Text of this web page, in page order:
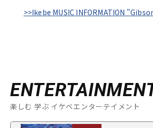
>>Ikebe MUSIC INFORMATION
楽しむ 学ぶ イケベエンターテイメント